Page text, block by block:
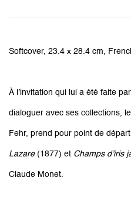
Softcover, 23.4 x 28.4 cm,
À l’invitation qui lui a été faite
dialoguer avec ses collections,
Fehr, prend pour point de départ
Lazare(1877) et Champs d’iris
Claude Monet.